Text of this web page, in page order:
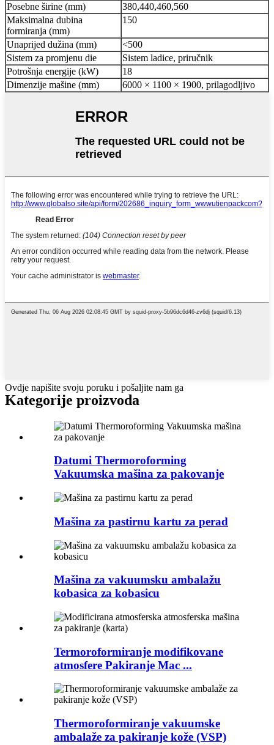
Posebne širine (mm)
380,440,460,560
Maksimalna dubina
formiranja (mm)
150
Unaprijed dužina (mm)
<500
Sistem za promjenu die
Sistem ladice, priručnik
Potrošnja energije (kW)
18
Dimenzije mašine (mm)
6000 × 1100 × 1900, prilagodljivo
Ovdje napišite svoju poruku i pošaljite nam ga
Kategorije proizvoda
Datumi Thermoroforming
Vakuumska mašina za pakovanje
Mašina za pastirnu kartu za perad
Mašina za vakuumsku ambalažu
kobasica za kobasicu
Termoroformiranje modifikovane
atmosfere Pakiranje Mac ...
Thermoroformiranje vakuumske
ambalaže za pakiranje kože (VSP)